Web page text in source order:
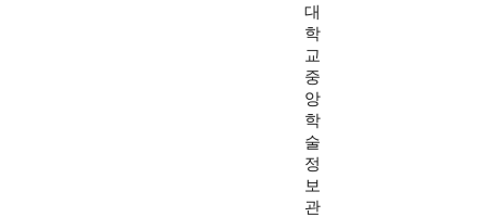
대
학
교
중
앙
학
술
정
보
관